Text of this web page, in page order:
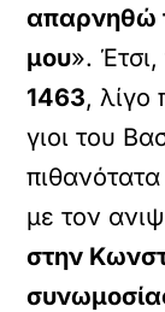
απαρνηθώ
μου». Έτσι,
1463, λίγο
γιοι του
με τον
στην